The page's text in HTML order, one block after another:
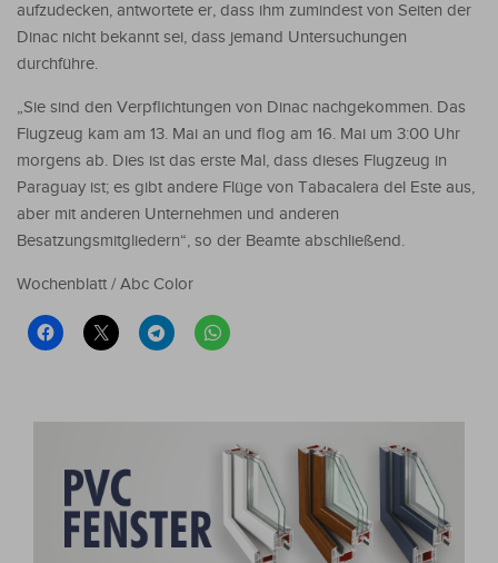
aufzudecken, antwortete er, dass ihm zumindest von Seiten der
Dinac nicht bekannt sei, dass jemand Untersuchungen
durchführe.
„Sie sind den Verpflichtungen von Dinac nachgekommen. Das
Flugzeug kam am 13. Mai an und flog am 16. Mai um 3:00 Uhr
morgens ab. Dies ist das erste Mal, dass dieses Flugzeug in
Paraguay ist; es gibt andere Flüge von Tabacalera del Este aus,
aber mit anderen Unternehmen und anderen
Besatzungsmitgliedern“, so der Beamte abschließend.
Wochenblatt / Abc Color